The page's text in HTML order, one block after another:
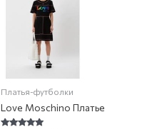
Платья-футболки
Love Moschino Платье